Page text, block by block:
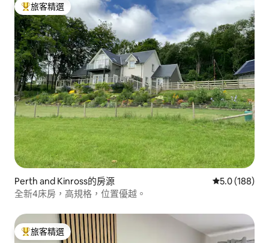
旅客精選榜首
旅客精選
Perth and Kinross的房源 從 188 則評
5.0 (188)
全新4床房，高規格，位置優越。
旅客精選榜首
旅客精選